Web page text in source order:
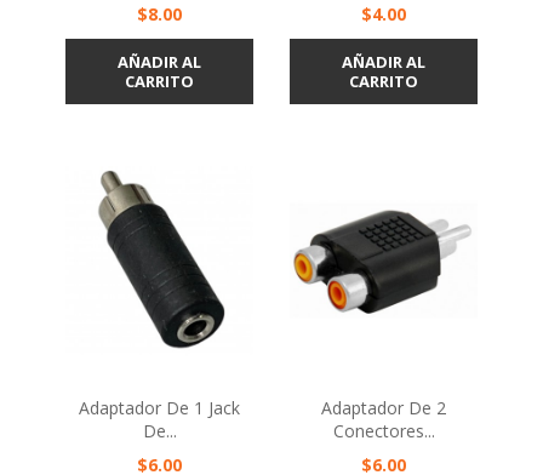
Precio
$8.00
AÑADIR AL
CARRITO
Precio
$4.00
AÑADIR AL
CARRITO
Adaptador De 1 Jack
De...
Precio
$6.00
Adaptador De 2
Conectores...
Precio
$6.00